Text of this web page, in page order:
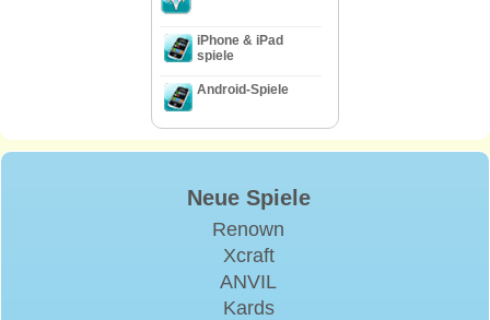
iPhone & iPad
spiele
Android-Spiele
Neue Spiele
Renown
Xcraft
ANVIL
Kards